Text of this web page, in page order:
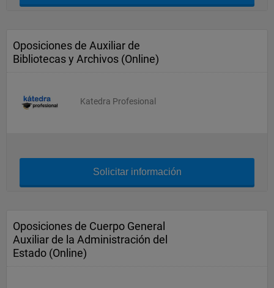
Oposiciones de Auxiliar de
Bibliotecas y Archivos (Online)
Katedra Profesional
Solicitar información
Oposiciones de Cuerpo General
Auxiliar de la Administración del
Estado (Online)